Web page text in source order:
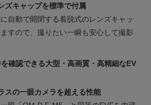
ズキャップを標準で付属
自動で開閉する着脱式のレンズキャッ
すので、撮りたい一瞬も安心して撮影
確認できる大型・高画質・高精細なEV
スの一眼カメラを超える性能